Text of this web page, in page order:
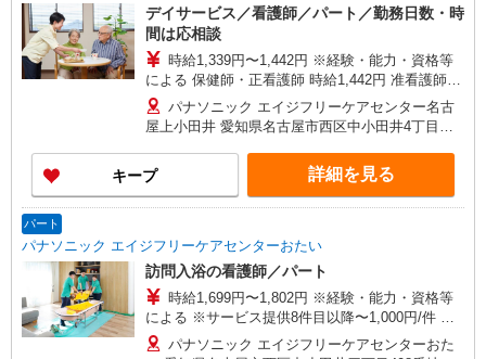
デイサービス／看護師／パート／勤務日数・時
間は応相談
時給1,339円〜1,442円 ※経験・能力・資格等
による 保健師・正看護師 時給1,442円 准看護師
時給1,339円 〇時間外勤務手当 〇土日祝勤務手当
〇無事故無違反表彰金 〇年末年始勤務手当
パナソニック エイジフリーケアセンター名古
屋上小田井 愛知県名古屋市西区中小田井4丁目
キープ 詳細を見る
パート
パナソニック エイジフリーケアセンターおたい
訪問入浴の看護師／パート
時給1,699円〜1,802円 ※経験・能力・資格等
による ※サービス提供8件目以降〜1,000円/件 手
当あり 〇時間外勤務手当 〇土日祝勤務手当 〇無
パナソニック エイジフリーケアセンターおた